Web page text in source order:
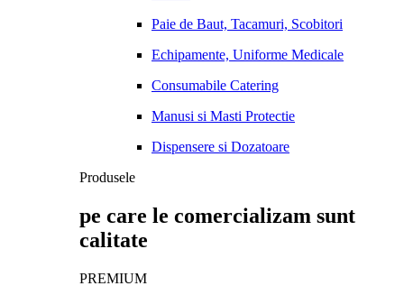
Paie de Baut, Tacamuri, Scobitori
Echipamente, Uniforme Medicale
Consumabile Catering
Manusi si Masti Protectie
Dispensere si Dozatoare
Produsele
pe care le comercializam sunt
calitate
PREMIUM